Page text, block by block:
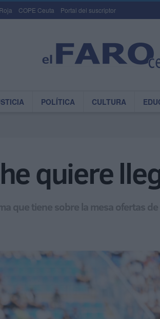
COPE Ceuta Portal del suscriptor
POLÍTICA CULTURA
quiere
que tiene sobre la mesa ofertas